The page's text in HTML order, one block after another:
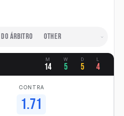
ÁRBITRO
M
14
W
5
D
5
L
4
CONTRA
1.71